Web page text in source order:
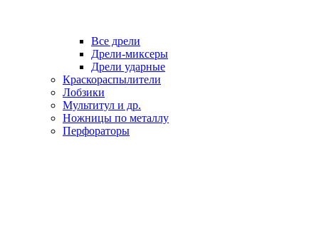
Все дрели
Дрели-миксеры
Дрели ударные
Краскораспылители
Лобзики
Мультитул и др.
Ножницы по металлу
Перфораторы